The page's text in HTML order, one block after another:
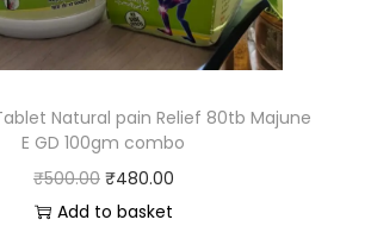
Natural pain Relief 80tb Majune
E GD 100gm combo
₹500.00 ₹480.00
Add to basket